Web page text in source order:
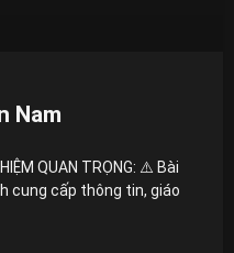
Nam
QUAN TRỌNG: ⚠️ Bài
cung cấp thông tin, giáo